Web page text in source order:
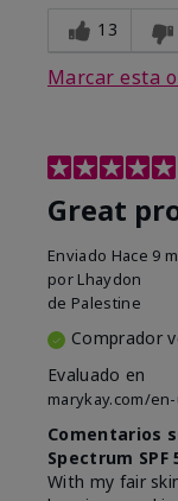
13
Marcar esta
Great
Enviado Hace 9
por Lhaydon
de Palestine
Comprador
Evaluado en
marykay.com/
Comentarios
Spectrum SPF
With my fair